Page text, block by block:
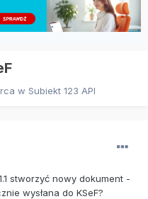
w Subiekt 123 API
stworzyć nowy dokument -
wysłana do KSeF?